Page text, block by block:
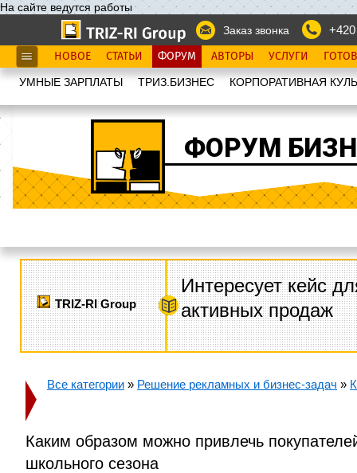
На сайте ведутся работы
Заказ звонка
НОВОЕ СТАТЬИ ФОРУМ АВТОРЫ УСЛУГИ
УМНЫЕ ЗАРПЛАТЫ ТРИЗ.БИЗНЕС КОРПОРАТИВНАЯ
ФОРУМ
TRIZ-RI Group
Интересует кейс
активных продаж
Все категории » Решение рекламных и бизнес-задач »
Каким образом можно привлечь
школьного сезона